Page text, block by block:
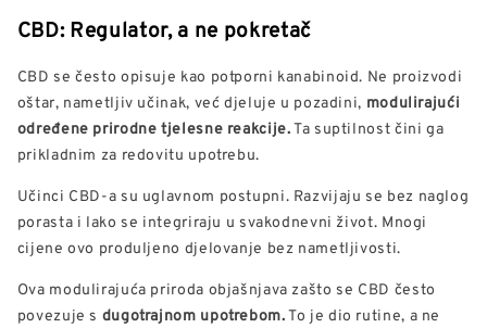
CBD: Regulator, a ne pokretač
CBD se često opisuje kao potporni kanabinoid. Ne proizvodi
oštar, nametljiv učinak, već djeluje u pozadini, modulirajući
određene prirodne tjelesne reakcije.Ta suptilnost čini ga
prikladnim za redovitu upotrebu.
Učinci CBD-a su uglavnom postupni. Razvijaju se bez naglog
porasta i lako se integriraju u svakodnevni život. Mnogi
cijene ovo produljeno djelovanje bez nametljivosti.
Ova modulirajuća priroda objašnjava zašto se CBD često
povezuje s dugotrajnom upotrebom.To je dio rutine, a ne